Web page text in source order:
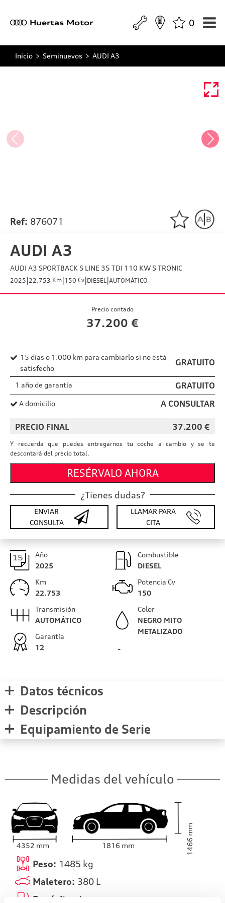
a Huertas Motor 0
Inicio > Seminuevos > AUDI A3
Ref: 876071
AUDI A3
AUDI A3 SPORTBACK S LINE 35 TDI 110 KW S TRONIC
2025 |22.753 Km|150 Cv|DIESEL|AUTOMÁTICO
Precio contado
37.200 €
15 días o 1.000 km para cambiarlo si no está
satisfecho
GRATUITO
1 año de garantía GRATUITO
A domicilio A CONSULTAR
PRECIO FINAL 37.200 €
Y recuerda que puedes entregarnos tu coche a cambio y se te
descontará del precio total.
RESÉRVALO AHORA
¿Tienes dudas?
ENVIAR
CONSULTA
LLAMAR PARA
CITA
Año
2025
Km
22.753
Combustible
DIESEL
Potencia Cv
150
Transmisión
AUTOMÁTICO
Garantía
12
Color
NEGRO MITO
METALIZADO
-
Datos técnicos
Descripción
Equipamiento de Serie
Medidas del vehículo
1466
mm
4352 mm 1816 mm
Peso: 1485 kg
Maletero: 380 L
Depósito:
L